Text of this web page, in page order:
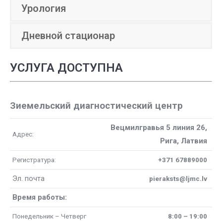
Урология
Дневной стационар
УСЛУГА ДОСТУПНА
Зиемельский диагностический центр
Адрес:
Вецмилгравья 5 линия 26,
Рига, Латвия
Регистратура: +371 67889000
Эл. почта pieraksts@ljmc.lv
Время работы:
Понедельник – Четверг 8:00 – 19:00